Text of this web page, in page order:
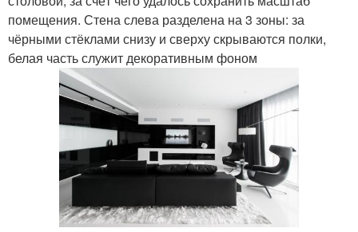
помещения. Стена слева разделена на 3 зоны: за
чёрными стёклами снизу и сверху скрываются полки,
белая часть служит декоративным фоном